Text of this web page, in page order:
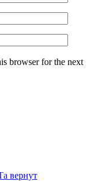
browser for the next
вернут